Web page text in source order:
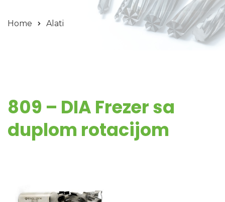
Home Alati
809 – DIA Frezer sa
duplom rotacijom